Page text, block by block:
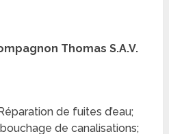
Thomas S.A.V.
de fuites d’eau;
de canalisations;